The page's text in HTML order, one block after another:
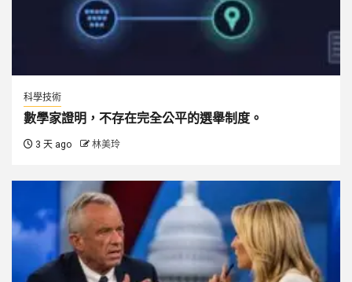
科學技術
數學家證明，不存在完全公平的選舉制度。
3 天 ago 林美玲